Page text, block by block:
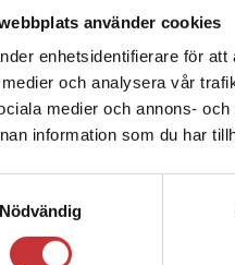
använder cookies
enhetsidentifierare för
och analysera vår
medier och annons-
information som du har
Nödvändig
Det
enhet
idag Sveriges